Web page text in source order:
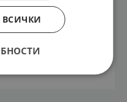
пробиване
ВСИЧКИ